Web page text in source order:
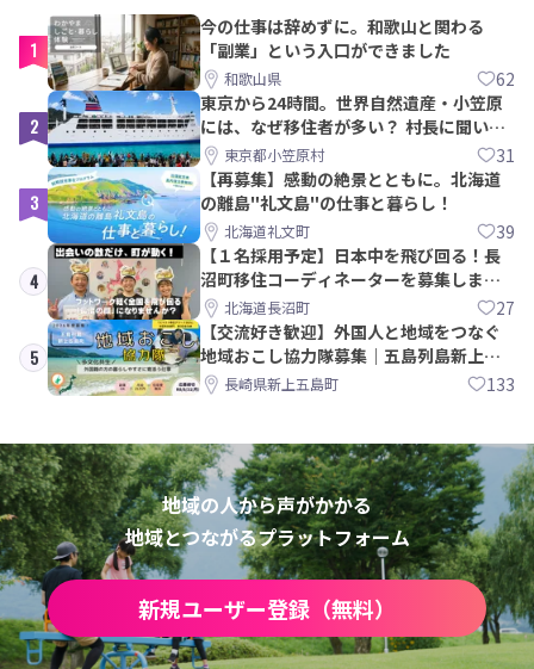
1
今の仕事は辞めずに。和歌山と関わる
「副業」という入口ができました
和歌山県 62
2
東京から24時間。世界自然遺産・小笠原
には、なぜ移住者が多い？ 村長に聞いて
みた東京都小笠原村 31
3
【再募集】感動の絶景とともに。北海道
の離島"礼文島"の仕事と暮らし！
北海道礼文町 39
4
【１名採用予定】日本中を飛び回る！長
沼町移住コーディネーターを募集しま
す！北海道長沼町 27
5
【交流好き歓迎】外国人と地域をつなぐ
地域おこし協力隊募集｜五島列島新上五
島町長崎県新上五島町 133
地域の人から声がかかる
地域とつながるプラットフォーム
新規ユーザー登録（無料）